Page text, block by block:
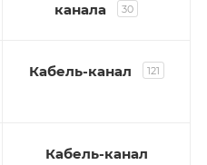
канала
30
Кабель-канал 121
Кабель-канал